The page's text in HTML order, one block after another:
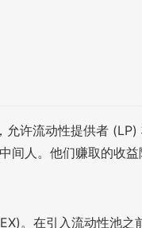
许流动性提供者
人。他们赚取的收益
。在引入流动性池